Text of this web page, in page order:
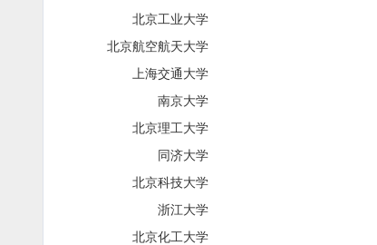
北京工业大学
北京航空航天大学
上海交通大学
南京大学
北京理工大学
同济大学
北京科技大学
浙江大学
北京化工大学